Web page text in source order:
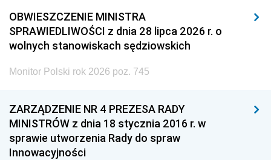
OBWIESZCZENIE MINISTRA
SPRAWIEDLIWOŚCI z dnia 28 lipca 2026 r. o
wolnych stanowiskach sędziowskich
Monitor Polski rok 2026 poz. 745
ZARZĄDZENIE NR 4 PREZESA RADY
MINISTRÓW z dnia 18 stycznia 2016 r. w
sprawie utworzenia Rady do spraw
Innowacyjności